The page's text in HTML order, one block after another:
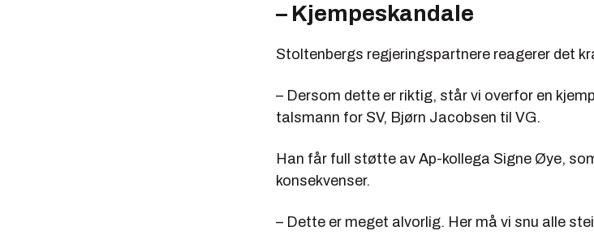
– Kjempeskandale
Stoltenbergs regjeringspartnere reagerer det
– Dersom dette er riktig, står vi overfor en
talsmann for SV, Bjørn Jacobsen til VG.
Han får full støtte av Ap-kollega Signe Øye,
konsekvenser.
– Dette er meget alvorlig. Her må vi snu alle